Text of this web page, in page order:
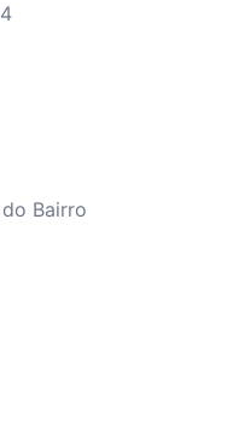
Bairro